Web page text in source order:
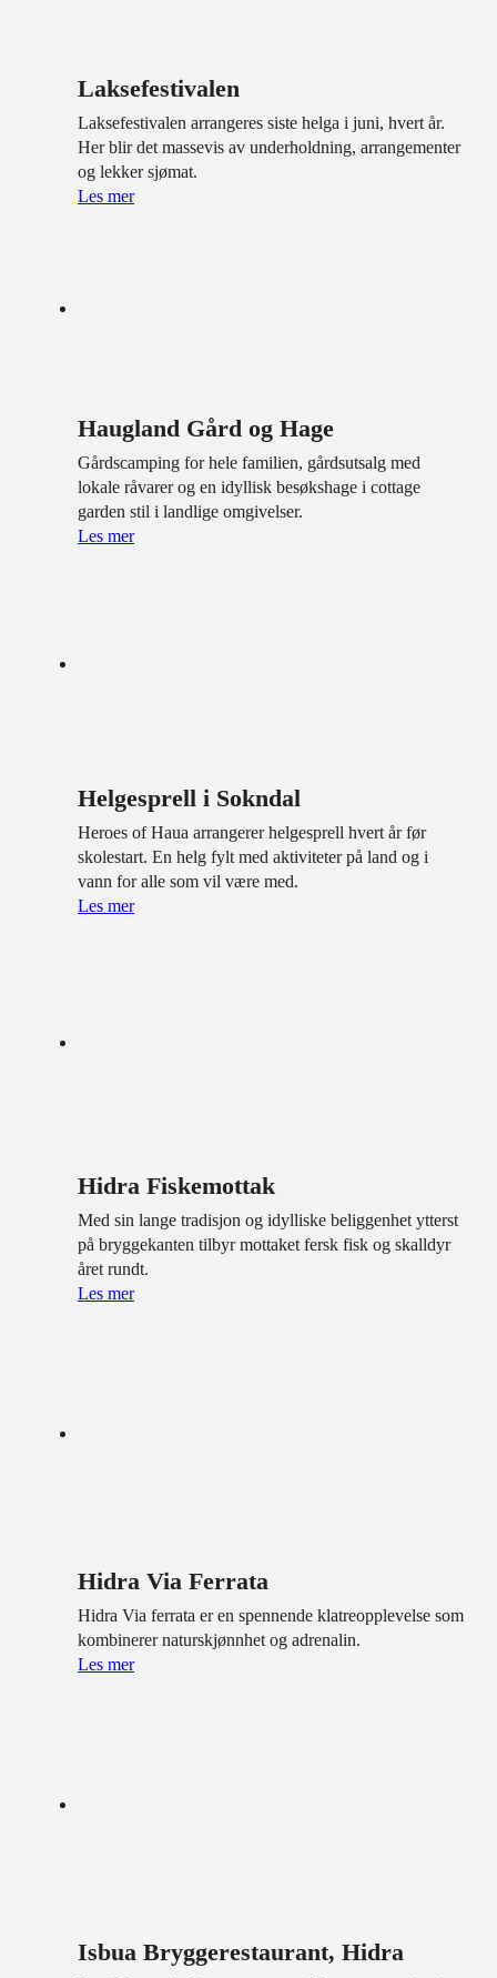
Laksefestivalen
Laksefestivalen arrangeres siste helga i juni, hvert år.
Her blir det massevis av underholdning, arrangementer
og lekker sjømat.
Les mer
Haugland Gård og Hage
Gårdscamping for hele familien, gårdsutsalg med
lokale råvarer og en idyllisk besøkshage i cottage
garden stil i landlige omgivelser.
Les mer
Helgesprell i Sokndal
Heroes of Haua arrangerer helgesprell hvert år før
skolestart. En helg fylt med aktiviteter på land og i
vann for alle som vil være med.
Les mer
Hidra Fiskemottak
Med sin lange tradisjon og idylliske beliggenhet ytterst
på bryggekanten tilbyr mottaket fersk fisk og skalldyr
året rundt.
Les mer
Hidra Via Ferrata
Hidra Via ferrata er en spennende klatreopplevelse som
kombinerer naturskjønnhet og adrenalin.
Les mer
Isbua Bryggerestaurant, Hidra